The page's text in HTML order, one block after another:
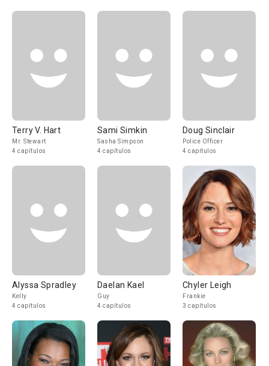
Terry V. Hart
Mr. Stewart
4 capítulos
Sami Simkin
Sasha Simpson
4 capítulos
Doug Sinclair
Police Officer
4 capítulos
Alyssa Spradley
Kelly
4 capítulos
Daelan Kael
Guy
4 capítulos
Chyler Leigh
Frankie
3 capítulos